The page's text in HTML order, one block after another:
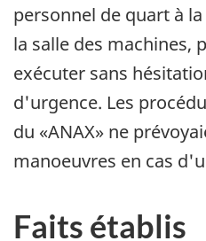
personnel de quart à
la salle des machines,
exécuter sans
d'urgence. Les
du «ANAX» ne
manoeuvres en cas
Faits établis